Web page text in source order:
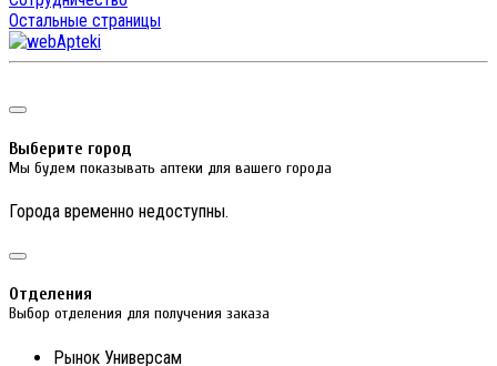
Остальные страницы
Выберите город
Мы будем показывать аптеки для вашего города
Города временно недоступны.
Отделения
Выбор отделения для получения заказа
Рынок Универсам